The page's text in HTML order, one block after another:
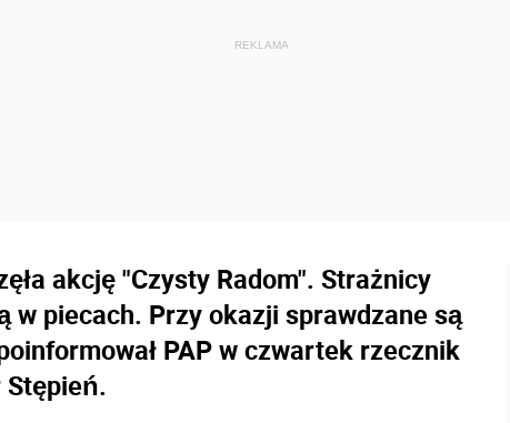
akcję "Czysty Radom". Strażnicy
piecach. Przy okazji sprawdzane są
PAP w czwartek rzecznik